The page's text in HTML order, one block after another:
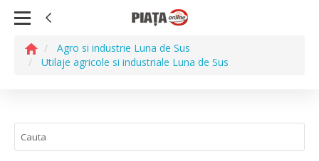
Agro si industrie Luna de Sus
Utilaje agricole si industriale Luna de Sus